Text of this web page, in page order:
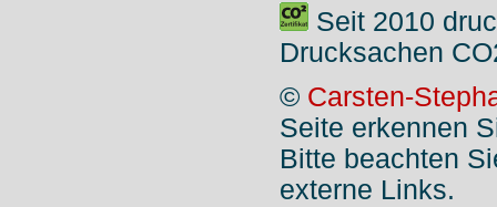
Seit 2010
Drucksachen
© Carsten-
Seite erkennen
Bitte beachten
externe Links.